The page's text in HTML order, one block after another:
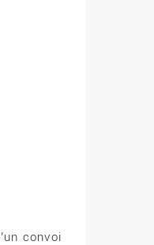
convoi